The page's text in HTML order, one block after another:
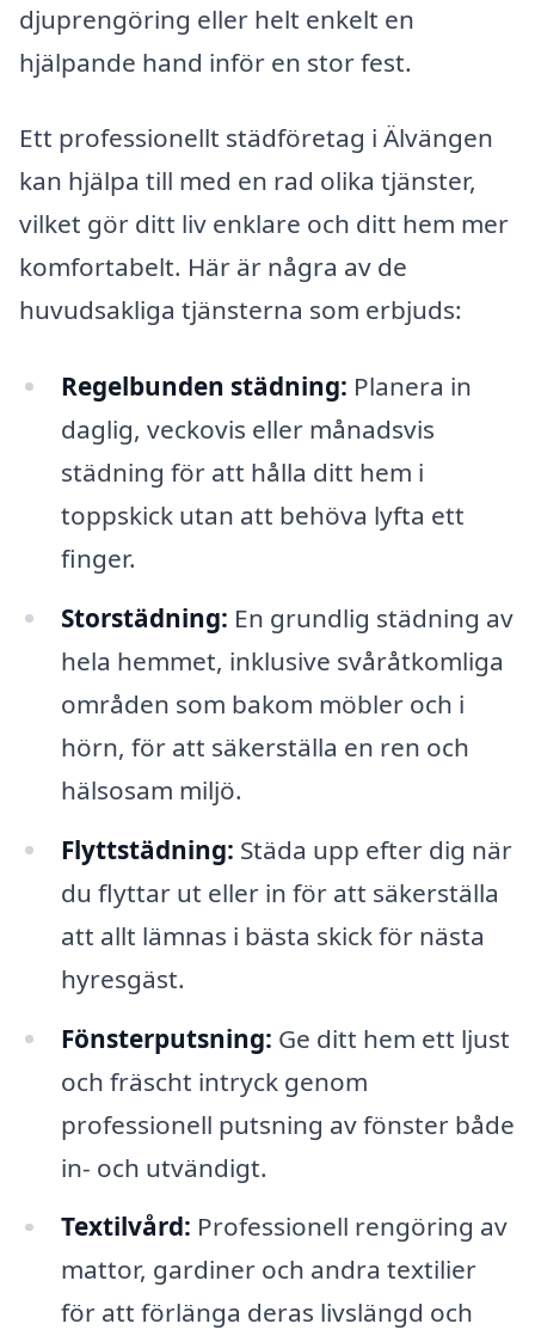
djuprengöring eller helt enkelt en
hjälpande hand inför en stor fest.
Ett professionellt städföretag i Älvängen
kan hjälpa till med en rad olika tjänster,
vilket gör ditt liv enklare och ditt hem mer
komfortabelt. Här är några av de
huvudsakliga tjänsterna som erbjuds:
Regelbunden städning: Planera in
daglig, veckovis eller månadsvis
städning för att hålla ditt hem i
toppskick utan att behöva lyfta ett
finger.
Storstädning: En grundlig städning av
hela hemmet, inklusive svåråtkomliga
områden som bakom möbler och i
hörn, för att säkerställa en ren och
hälsosam miljö.
Flyttstädning: Städa upp efter dig när
du flyttar ut eller in för att säkerställa
att allt lämnas i bästa skick för nästa
hyresgäst.
Fönsterputsning: Ge ditt hem ett ljust
och fräscht intryck genom
professionell putsning av fönster både
in- och utvändigt.
Textilvård: Professionell rengöring av
mattor, gardiner och andra textilier
för att förlänga deras livslängd och